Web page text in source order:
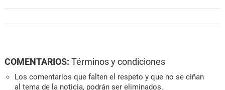
COMENTARIOS: Términos y condiciones
Los comentarios que falten el respeto y que no se ciñan
al tema de la noticia, podrán ser eliminados.